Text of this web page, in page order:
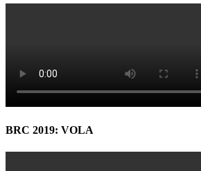
BRC 2019: VOLA